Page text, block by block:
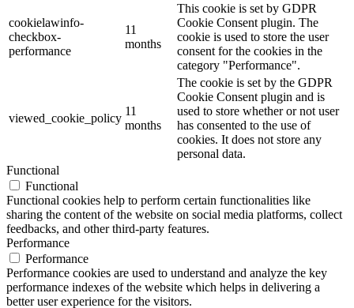
cookielawinfo-
checkbox-
performance
11
months
This cookie is set by GDPR
Cookie Consent plugin. The
cookie is used to store the user
consent for the cookies in the
category "Performance".
viewed_cookie_policy
11
months
The cookie is set by the GDPR
Cookie Consent plugin and is
used to store whether or not user
has consented to the use of
cookies. It does not store any
personal data.
Functional
Functional
Functional cookies help to perform certain functionalities like
sharing the content of the website on social media platforms, collect
feedbacks, and other third-party features.
Performance
Performance
Performance cookies are used to understand and analyze the key
performance indexes of the website which helps in delivering a
better user experience for the visitors.